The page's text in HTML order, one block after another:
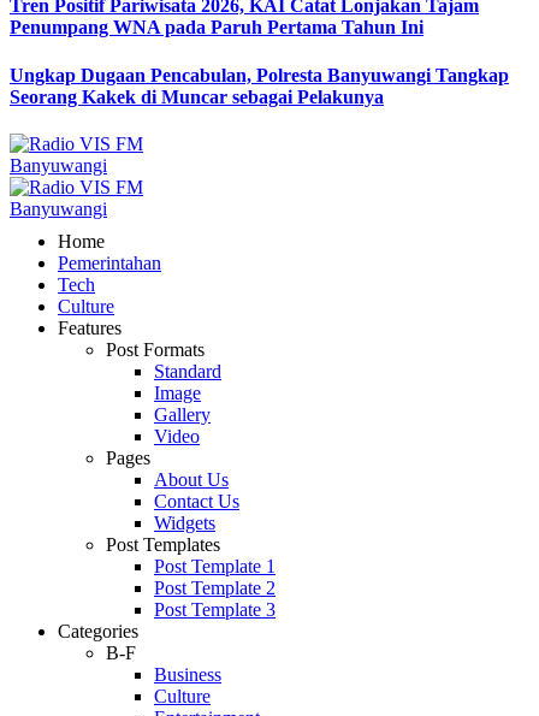
Tren Positif Pariwisata 2026, KAI Catat Lonjakan Tajam
Penumpang WNA pada Paruh Pertama Tahun Ini
Ungkap Dugaan Pencabulan, Polresta Banyuwangi Tangkap
Seorang Kakek di Muncar sebagai Pelakunya
Home
Pemerintahan
Tech
Culture
Features
Post Formats
Standard
Image
Gallery
Video
Pages
About Us
Contact Us
Widgets
Post Templates
Post Template 1
Post Template 2
Post Template 3
Categories
B-F
Business
Culture